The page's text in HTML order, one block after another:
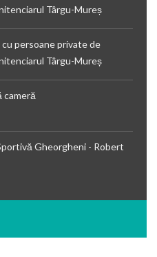
Târgu-Mureș
persoane private de
Târgu-Mureș
cameră
Gheorgheni - Robert